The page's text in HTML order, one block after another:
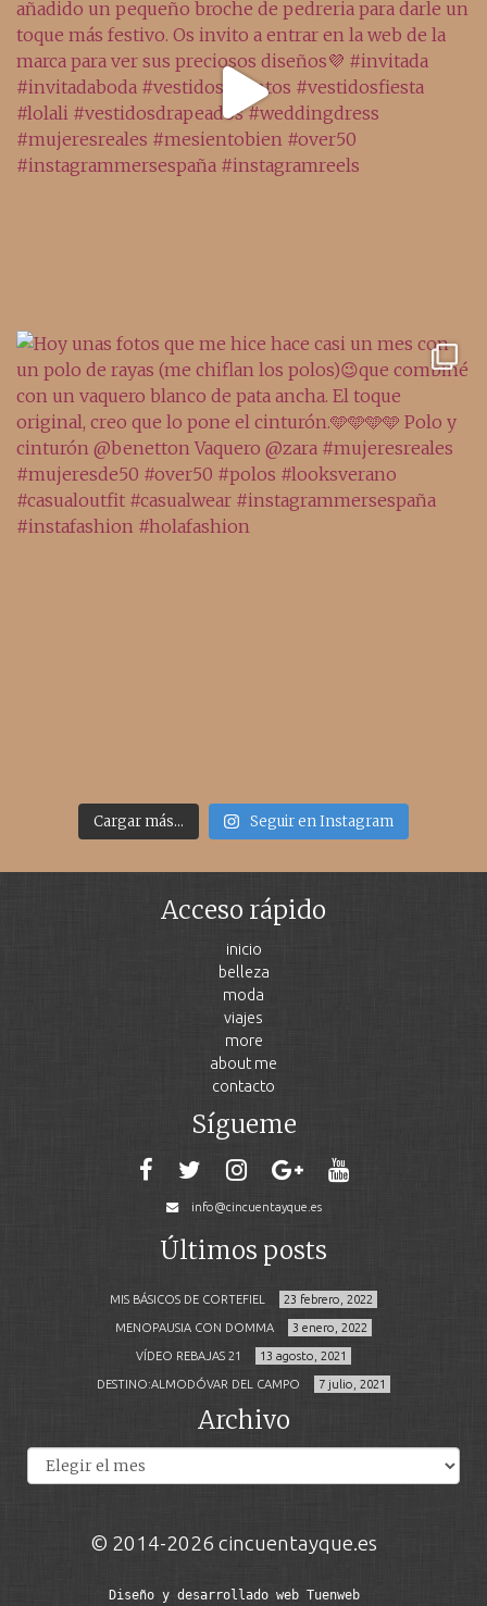
Cargar más... Seguir en Instagram
Acceso rápido
inicio
belleza
moda
viajes
more
about me
contacto
Sígueme
info@cincuentayque.es
Últimos posts
MIS BÁSICOS DE CORTEFIEL 23 febrero, 2022
MENOPAUSIA CON DOMMA 3 enero, 2022
VÍDEO REBAJAS 21 13 agosto, 2021
DESTINO:ALMODÓVAR DEL CAMPO 7 julio, 2021
Archivo
© 2014-2026 cincuentayque.es
Diseño y desarrollado web Tuenweb